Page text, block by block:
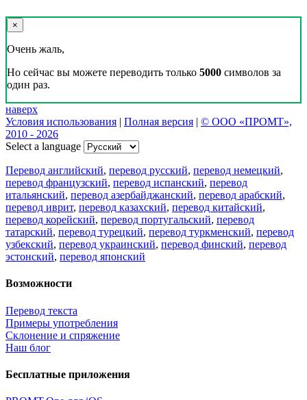
×
Очень жаль,
Но сейчас вы можете переводить только 5000 символов за
один раз.
наверх
Условия использования | Полная версия | © ООО «ПРОМТ»,
2010 - 2026
Select a language
Перевод английский, перевод русский, перевод немецкий,
перевод французский, перевод испанский, перевод
итальянский, перевод азербайджанский, перевод арабский,
перевод иврит, перевод казахский, перевод китайский,
перевод корейский, перевод португальский, перевод
татарский, перевод турецкий, перевод туркменский, перевод
узбекский, перевод украинский, перевод финский, перевод
эстонский, перевод японский
Возможности
Перевод текста
Примеры употребления
Склонение и спряжение
Наш блог
Бесплатные приложения